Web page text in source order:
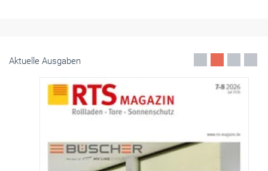
Aktuelle Ausgaben